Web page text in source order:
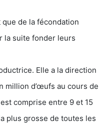
que de la fécondation
la suite fonder leurs
Elle a la direction
million d’œufs au cours de
comprise entre 9 et 15
plus grosse de toutes les